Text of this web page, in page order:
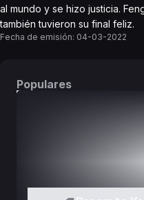
al mundo y se hizo justicia.
también tuvieron su final feliz.
Fecha de emisión: 04-03-2022
Populares